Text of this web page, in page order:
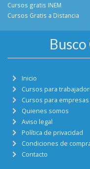
Cursos gratis INEM
Cursos Gratis a Distancia
Inicio
Cursos para
Cursos para empresas
Quienes somos
Aviso legal
Política de privacidad
Condiciones de
Contacto